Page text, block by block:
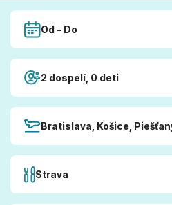
Od - Do
2 dospelí, 0 deti
Bratislava, Košice,
Strava